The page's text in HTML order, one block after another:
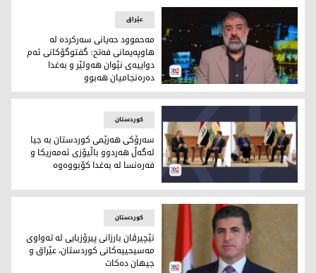
مه‌حموود حه‌یانی سه‌ركرده‌ له‌ هاوپه‌یمانی فه‌تح: گفتوگۆكانی
عێراق
مه‌حموود حه‌یانی سه‌ركرده‌ له‌
هاوپه‌یمانی فه‌تح: گفتوگۆكانی ئه‌م
دواییه‌ی نێوان هه‌ولێر و به‌غدا
ده‌ره‌نجامیان هه‌بوو
سه‌رۆكی هه‌رێمی كوردستان به‌ جیا له‌گه‌ڵ هه‌ردوو باڵیۆزی
کوردستان
سه‌رۆكی هه‌رێمی كوردستان به‌ جیا
له‌گه‌ڵ هه‌ردوو باڵیۆزی ئه‌مه‌ریكا و
فه‌ره‌نسا له‌ به‌غدا كۆبووه‌وه‌
کوردستان
نێچیرڤان بارزانی پیرۆزبایی له‌ ته‌واوی
مه‌سیحییه‌كانی كوردستان، عێراق و
جیهان ده‌كات